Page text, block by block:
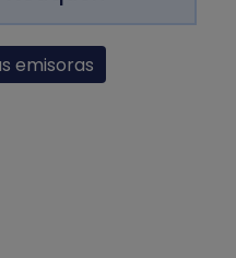
emisoras